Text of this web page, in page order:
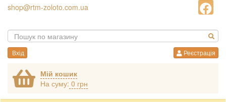
shop@rtm-zoloto.com.ua
Вхід Реєстрація
Мій кошик
На суму: 0 грн